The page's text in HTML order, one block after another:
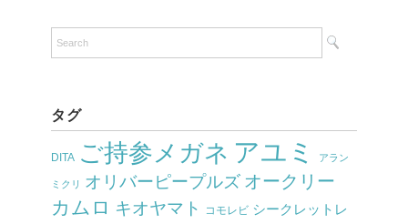
タグ
DITA ご持参メガネ アユミ アラン
ミクリ オリバーピープルズ オークリー
カムロ キオヤマト コモレビ シークレットレ